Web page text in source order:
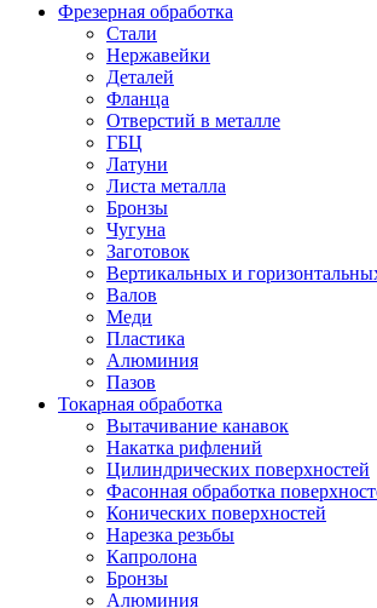
Фрезерная обработка
Стали
Нержавейки
Деталей
Фланца
Отверстий в металле
ГБЦ
Латуни
Листа металла
Бронзы
Чугуна
Заготовок
Вертикальных и
Валов
Меди
Пластика
Алюминия
Пазов
Токарная обработка
Вытачивание канавок
Накатка рифлений
Цилиндрических поверхностей
Фасонная обработка
Конических поверхностей
Нарезка резьбы
Капролона
Бронзы
Алюминия